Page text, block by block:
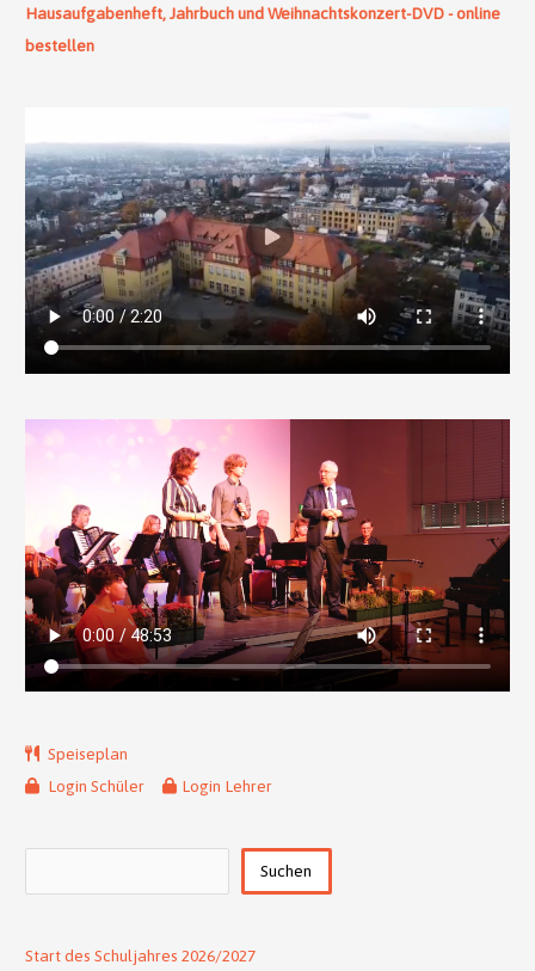
Hausaufgabenheft, Jahrbuch und Weihnachtskonzert-DVD - online
bestellen
Speiseplan
Login Schüler
Login Lehrer
Suchen
Start des Schuljahres 2026/2027